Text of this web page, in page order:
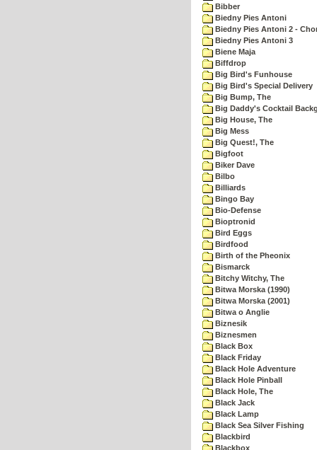
Bibber
Biedny Pies Antoni
Biedny Pies Antoni 2 -
Biedny Pies Antoni 3
Biene Maja
Biffdrop
Big Bird's Funhouse
Big Bird's Special Delivery
Big Bump, The
Big Daddy's Cocktail
Big House, The
Big Mess
Big Quest!, The
Bigfoot
Biker Dave
Bilbo
Billiards
Bingo Bay
Bio-Defense
Bioptronid
Bird Eggs
Birdfood
Birth of the Pheonix
Bismarck
Bitchy Witchy, The
Bitwa Morska (1990)
Bitwa Morska (2001)
Bitwa o Anglie
Biznesik
Biznesmen
Black Box
Black Friday
Black Hole Adventure
Black Hole Pinball
Black Hole, The
Black Jack
Black Lamp
Black Sea Silver Fishing
Blackbird
Blackbox